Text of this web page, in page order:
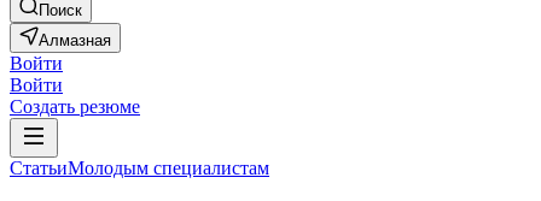
Поиск
Алмазная
Войти
Войти
Создать резюме
СтатьиМолодым специалистам